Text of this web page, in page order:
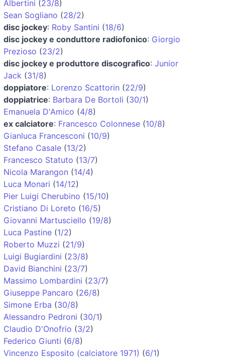
Albertini (23/8)
Sean Sogliano (28/2)
disc jockey: Roby Santini (18/6)
disc jockey e conduttore radiofonico: Giorgio
Prezioso (23/2)
disc jockey e produttore discografico: Junior
Jack (31/8)
doppiatore: Lorenzo Scattorin (22/9)
doppiatrice: Barbara De Bortoli (30/1)
Emanuela D'Amico (4/8)
ex calciatore: Francesco Colonnese (10/8)
Gianluca Francesconi (10/9)
Stefano Casale (13/2)
Francesco Statuto (13/7)
Nicola Marangon (14/4)
Luca Monari (14/12)
Pier Luigi Cherubino (15/10)
Cristiano Di Loreto (16/5)
Giovanni Martusciello (19/8)
Luca Pastine (1/2)
Roberto Muzzi (21/9)
Luigi Bugiardini (23/8)
David Bianchini (23/7)
Massimo Lombardini (23/7)
Giuseppe Pancaro (26/8)
Simone Erba (30/8)
Alessandro Pedroni (30/1)
Claudio D'Onofrio (3/2)
Federico Giunti (6/8)
Vincenzo Esposito (calciatore 1971) (6/1)